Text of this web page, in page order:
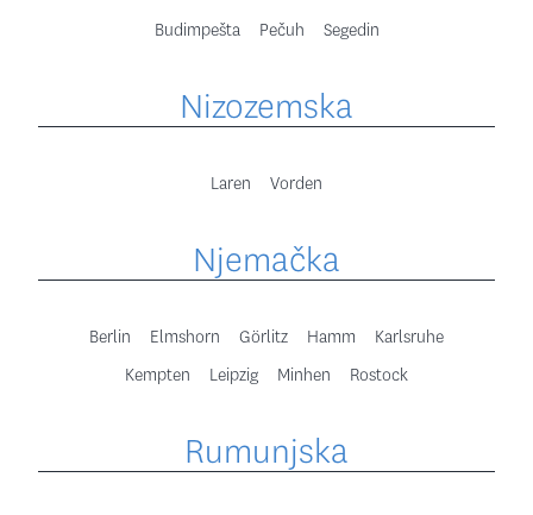
Budimpešta Pečuh Segedin
Nizozemska
Laren Vorden
Njemačka
Berlin Elmshorn Görlitz Hamm
Karlsruhe
Kempten
Leipzig Minhen Rostock
Rumunjska